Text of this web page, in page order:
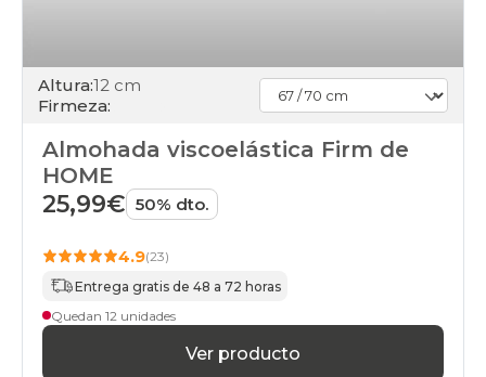
Altura:12 cm
Firmeza:
Almohada viscoelástica Firm de
HOME
25,99€ 50% dto.
4.9(23)
Entrega gratis de 48 a 72 horas
Quedan 12 unidades
Ver producto